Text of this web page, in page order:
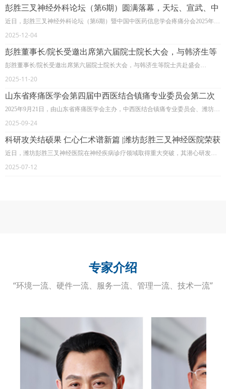
彭胜三叉神经外科论坛（第6期）圆满落幕，天坛、宣武、中
日等医院专家聚首论道
近日，彭胜三叉神经外科论坛（第6期）暨中国中医药信息学会疼痛分会2025年学
胜国际三叉神经医学研究院、北方疼痛微创医生集团、北京彭胜医院承办，吸引
了来自业界内外的广泛关注与参与。
2025-12-04
彭胜董事长/院长受邀出席第六届院士院长大会，与韩济生等
院士共赴盛会
彭胜董事长/院长受邀出席第六届院士院长大会，与韩济生等院士共赴盛会
中国当代医药杂志社与二十一世纪公益基金会共同主办，以“中西并重、守正创
新、团结合作、共同发展”为主题，汇聚了包括中国中医药信息学会第四届理事会
会长、国家中医药管理局原副局长吴刚，中国科学院韩济生、陈润生、赵宇亮
（线上）三位院士，中国工程院蒋建东院士，第十三届全国政协常委、国际核能
院院士张勤，北京市大兴区委卫生健康工委书记、区卫生健康委主任牛祥君等来
表，共商健康中国发展大计。
2025-11-20
山东省疼痛医学会第四届中西医结合镇痛专业委员会第二次
学术会议圆满召开
2025年9月21日，由山东省疼痛医学会主办，中西医结合镇痛专业委员会、潍坊市
专业委员会第二次学术会议在潍坊顺利召开，省内外相关领域近200名专家学者参
会。
2025-09-24
科研攻关结硕果 仁心仁术谱新篇 |潍坊彭胜三叉神经医院荣获
多项临床研究专利
近日，潍坊彭胜三叉神经医院在神经疾病诊疗领域取得重大突破，其潜心研发的
这不仅标志着医院在临床科研实力上的飞跃，更彰显了其“以患者为中心、以技术
2025-07-12
专家介绍
“环境一流、硬件一流、服务一流、管理一流、技术一流”